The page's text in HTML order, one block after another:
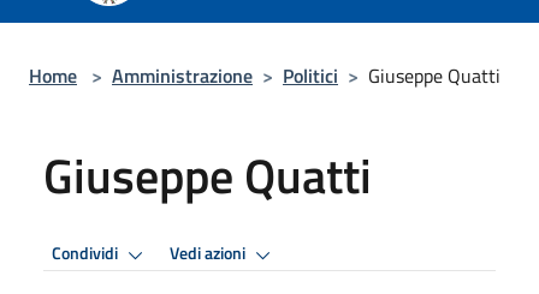
Home > Amministrazione > Politici > Giuseppe Quatti
Giuseppe Quatti
Condividi Vedi azioni